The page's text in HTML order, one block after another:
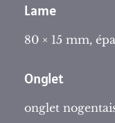
Lame
80 × 15 mm,
Onglet
onglet